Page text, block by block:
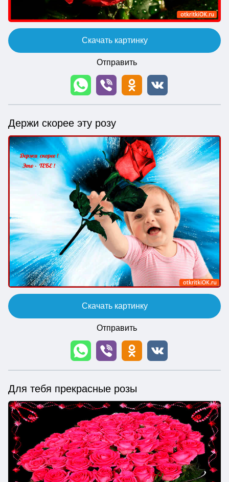
Скачать картинку
Отправить
Держи скорее эту розу
Скачать картинку
Отправить
Для тебя прекрасные розы